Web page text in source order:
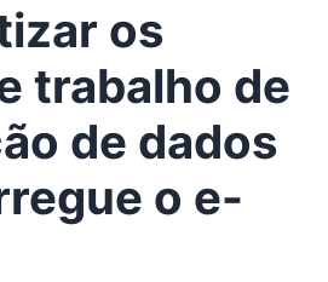
os
trabalho de
de dados
o e-